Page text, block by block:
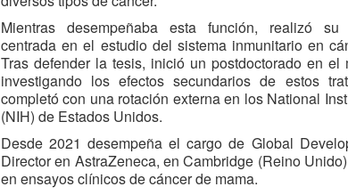
Mientras desempeñaba esta función, realizó su
centrada en el estudio del sistema inmunitario en
Tras defender la tesis, inició un postdoctorado en el
investigando los efectos secundarios de estos
completó con una rotación externa en los National
(NIH) de Estados Unidos.
Desde 2021 desempeña el cargo de Global
Director en AstraZeneca, en Cambridge (Reino
en ensayos clínicos de cáncer de mama.